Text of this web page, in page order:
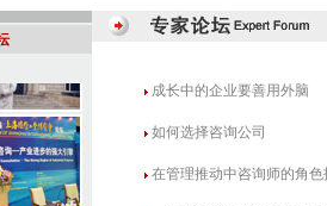
成长中的企业要善用外脑
如何选择咨询公司
在管理推动中咨询师的角色